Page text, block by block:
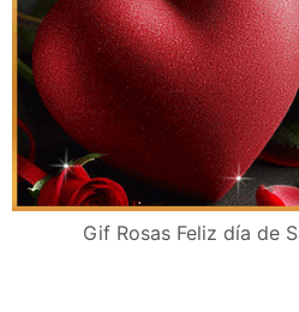
Gif Rosas Feliz día de